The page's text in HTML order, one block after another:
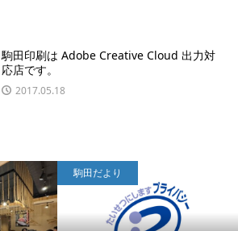
駒田印刷は Adobe Creative Cloud 出力対
応店です。
2017.05.18
駒田だより